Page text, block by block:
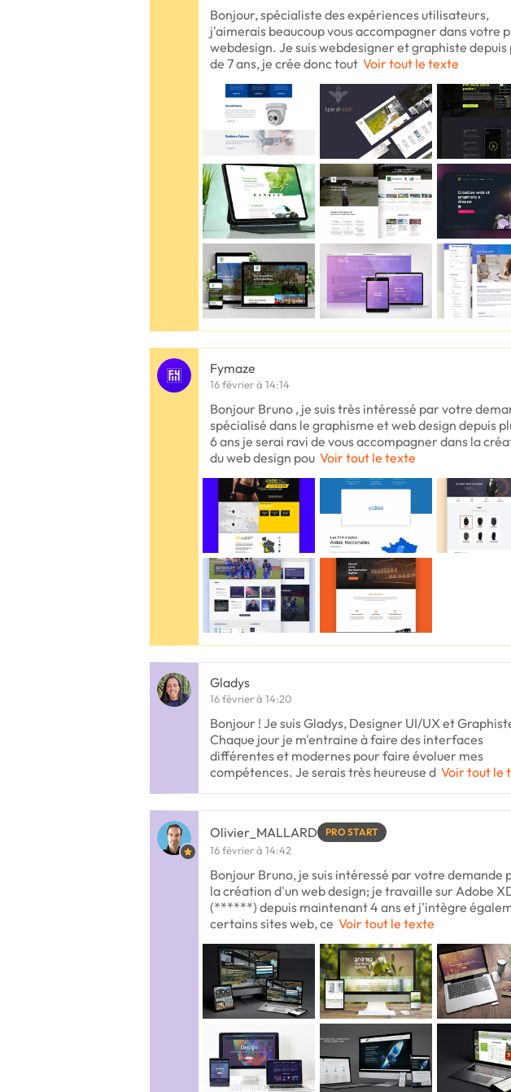
Bonjour, spécialiste des expériences utilisateurs,
j'aimerais beaucoup vous accompagner dans votre
webdesign. Je suis webdesigner et graphiste depuis
de 7 ans, je crée donc tout Voir tout le texte
Fymaze
16 février à 14:14
Bonjour Bruno , je suis très intéressé par votre
spécialisé dans le graphisme et web design depuis
6 ans je serai ravi de vous accompagner dans la
du web design pou Voir tout le texte
Gladys
16 février à 14:20
Bonjour ! Je suis Gladys, Designer UI/UX et
Chaque jour je m'entraine à faire des interfaces
différentes et modernes pour faire évoluer mes
compétences. Je serais très heureuse d Voir tout le
Olivier_MALLARD PRO START
16 février à 14:42
Bonjour Bruno, je suis intéressé par votre demande
la création d'un web design; je travaille sur Adobe
(******) depuis maintenant 4 ans et j'intègre
certains sites web, ce Voir tout le texte